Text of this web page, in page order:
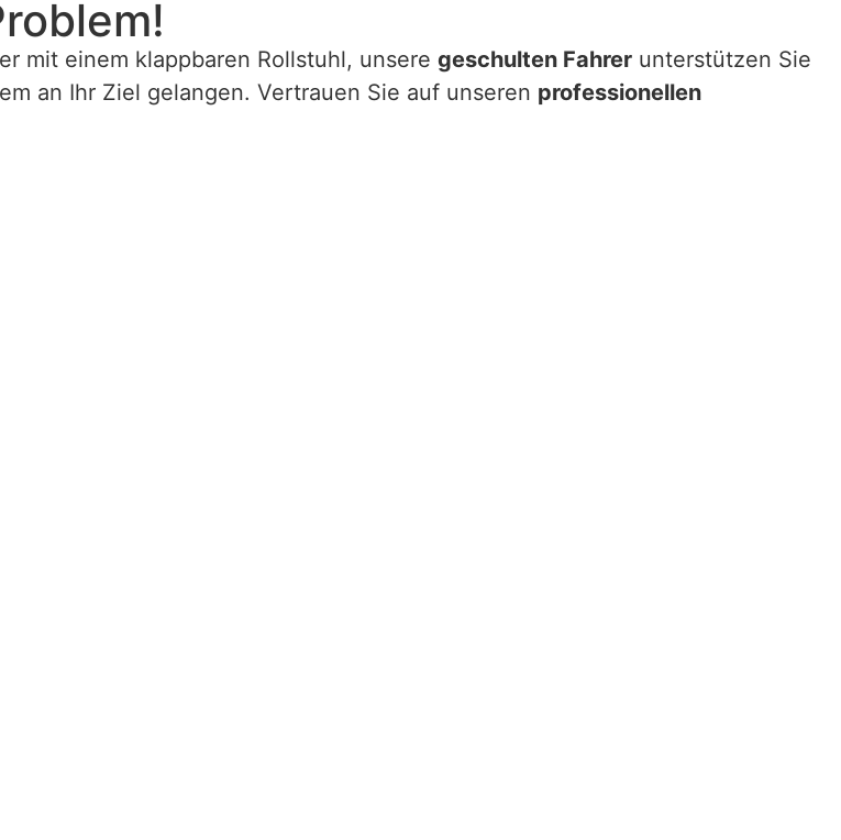
mit einem klappbaren Rollstuhl, unsere geschulten Fahrer unterstützen Sie
an Ihr Ziel gelangen. Vertrauen Sie auf unseren professionellen